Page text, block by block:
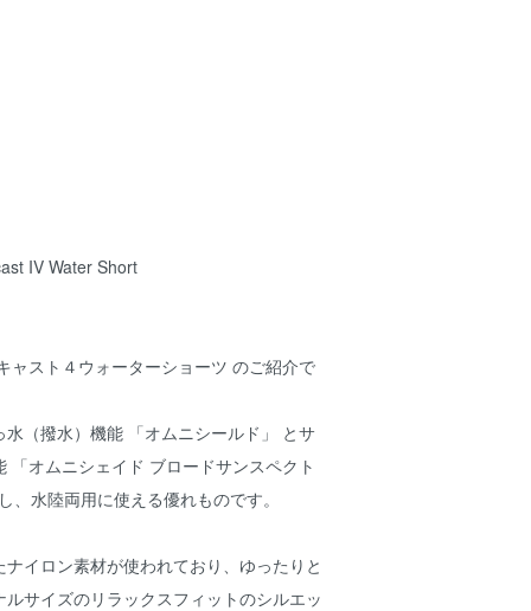
IV Water Short
ャスト４ウォーターショーツ のご紹介で
水（撥水）機能 「オムニシールド」 とサ
「オムニシェイド ブロードサンスペクト
、水陸両用に使える優れものです。
イロン素材が使われており、ゆったりと
ルサイズのリラックスフィットのシルエッ